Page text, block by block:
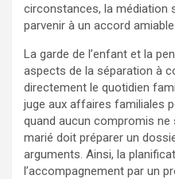
circonstances, la médiation
parvenir à un accord
La garde de l’enfant et la
aspects de la séparation à
directement le quotidien
juge aux affaires familiales
quand aucun compromis ne
marié doit préparer un
arguments. Ainsi, la
l’accompagnement par un